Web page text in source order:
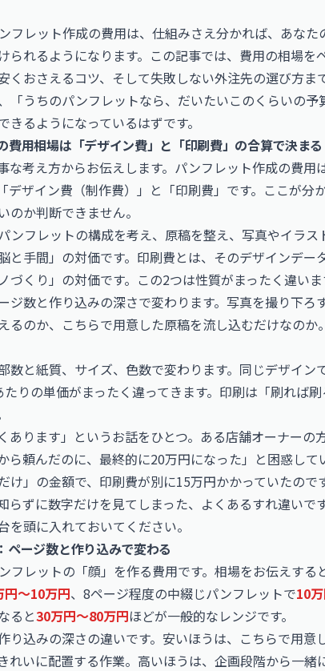
フレット作成の費用は、仕組みさえ分かれば、あな
られるようになります。この記事では、費用の相場を
くおさえるコツ、そして失敗しない外注先の選び方ま
「うちのパンフレットなら、だいたいこのくらいの予
きるようになっているはずです。
費用相場は「デザイン費」と「印刷費」の合算で決まる
な考え方からお伝えします。パンフレット作成の費用
デザイン費（制作費）」と「印刷費」です。ここが分
のか判断できません。
ンフレットの構成を考え、原稿を整え、写真やイラ
と手間」の対価です。印刷費とは、そのデザインデー
づくり」の対価です。この2つは性質がまったく違いま
ジ数と作り込みの深さで変わります。写真を撮り下ろ
るのか、こちらで用意した原稿を流し込むだけなのか
数と紙質、サイズ、色数で変わります。同じデザイン
りの単価がまったく違ってきます。印刷は「刷れば
あります」というお話をひとつ。ある店舗オーナー
ら頼んだのに、最終的に20万円になった」と困惑し
け」の金額で、印刷費が別に15万円かかっていたので
らずに数字だけを見てしまった、よくあるすれ違いで
を頭に入れておいてください。
ページ数と作り込みで変わる
フレットの「顔」を作る費用です。相場をお伝えする
円〜10万円、8ページ程度の中綴じパンフレットで10
ると30万円〜80万円ほどが一般的なレンジです。
り込みの深さの違いです。安いほうは、こちらで用意
れいに配置する作業。高いほうは、企画段階から一緒